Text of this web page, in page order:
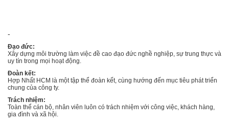
-
Đạo đức:
Xây dựng môi trường làm việc đề cao đạo đức nghề nghiệp, sự trung thực và
uy tín trong mọi hoạt động.
Đoàn kết:
Hợp Nhất HCM là một tập thể đoàn kết, cùng hướng đến mục tiêu phát triển
chung của công ty.
Trách nhiệm:
Toàn thể cán bộ, nhân viên luôn có trách nhiệm với công việc, khách hàng,
gia đình và xã hội.